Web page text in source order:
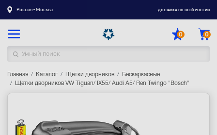
Россия - Москва ДОСТАВКА ПО ВСЕЙ РОССИИ
0 0
Каталог товаров
Оплата
Главная Каталог Щетки дворников
Бескаркасные
Щетки дворников VW Tiguan/ IX55/ Audi A5/ Ren Twingo "Bosch"